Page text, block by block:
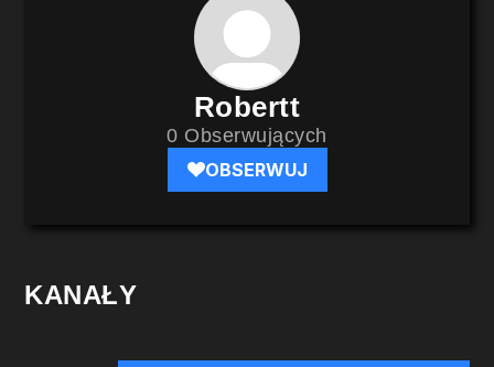
Robertt
0 Obserwujących
OBSERWUJ
KANAŁY